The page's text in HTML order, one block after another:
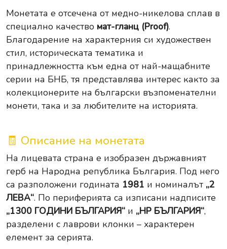
Монетата е отсечена от медно-никелова сплав в
специално качество мат-гланц (Proof).
Благодарение на характерния си художествен
стил, историческата тематика и
принадлежността към една от най-мащабните
серии на БНБ, тя представлява интерес както за
колекционерите на български възпоменателни
монети, така и за любителите на историята.
🧾 Описание на монетата
На лицевата страна е изобразен държавният
герб на Народна република България. Под него
са разположени годината 1981 и номиналът „2
ЛЕВА“. По периферията са изписани надписите
„1300 ГОДИНИ БЪЛГАРИЯ“ и „НР БЪЛГАРИЯ“,
разделени с лаврови клонки – характерен
елемент за серията.